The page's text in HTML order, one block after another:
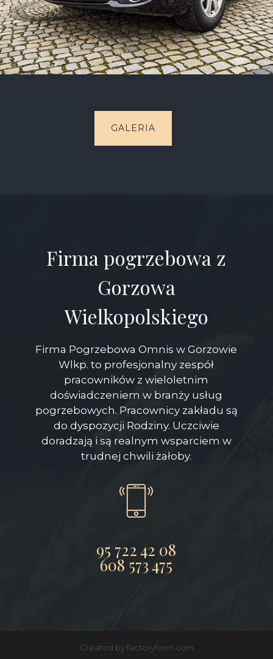
GALERIA
Firma pogrzebowa z
Gorzowa
Wielkopolskiego
Firma Pogrzebowa Omnis w Gorzowie
Wlkp. to profesjonalny zespół
pracowników z wieloletnim
doświadczeniem w branży usług
pogrzebowych. Pracownicy zakładu są
do dyspozycji Rodziny. Uczciwie
doradzają i są realnym wsparciem w
trudnej chwili żałoby.
95 722 42 08
608 573 475
Created by factoryform.com